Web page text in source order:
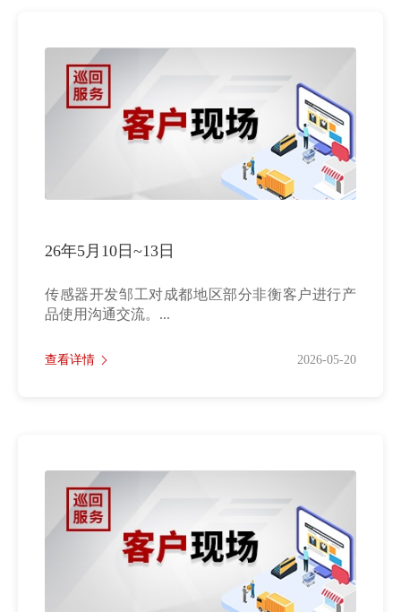
26年5月10日~13日
传感器开发邹工对成都地区部分非衡客户进行产
品使用沟通交流。...
查看详情 2026-05-20